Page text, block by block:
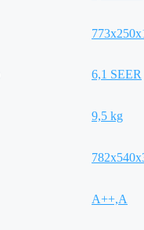
6,1 SEER
9,5 kg
A++,A